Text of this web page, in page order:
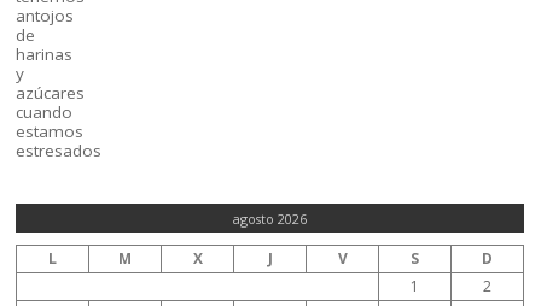
agosto 2026
L M X J V S
D
1
2